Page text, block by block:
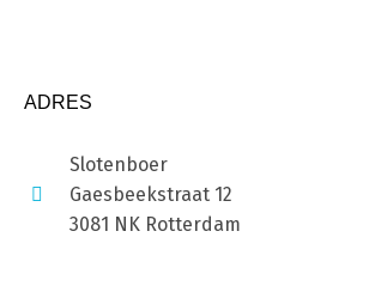
ADRES
Slotenboer
Gaesbeekstraat 12
3081 NK Rotterdam